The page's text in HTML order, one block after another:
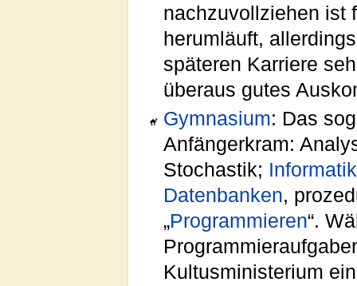
nachzuvollziehen ist
herumläuft,
späteren Karriere
überaus gutes
Gymnasium: Das
Anfängerkram:
Stochastik; Informatik
Datenbanken,
„Programmieren“.
Kultusministerium